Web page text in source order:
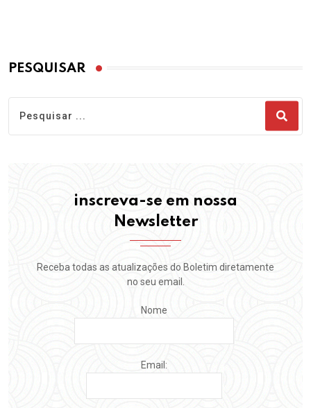
PESQUISAR
inscreva-se em nossa
Newsletter
Receba todas as atualizações do Boletim diretamente
no seu email.
Nome
Email: